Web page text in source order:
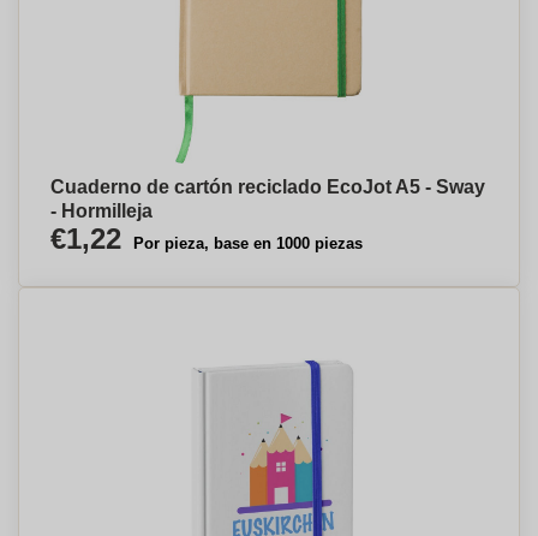
Cuaderno de cartón reciclado EcoJot A5 - Sway
- Hormilleja
€1,22 Por pieza, base en 1000 piezas